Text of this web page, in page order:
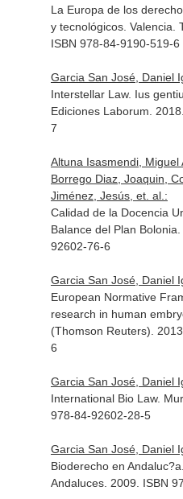
La Europa de los
y tecnológicos. Valencia.
ISBN 978-84-9190-519-6
Garcia San José, Daniel
Interstellar Law. Ius
Ediciones Laborum.
7
Altuna Isasmendi, Miguel
Borrego Diaz, Joaquin,
Jiménez, Jesús, et. al.:
Calidad de la Docencia
Balance del Plan
92602-76-6
Garcia San José, Daniel
European Normative
research in human
(Thomson Reuters).
6
Garcia San José, Daniel
International Bio Law.
978-84-92602-28-5
Garcia San José, Daniel
Bioderecho en
Andaluces. 2009. ISBN